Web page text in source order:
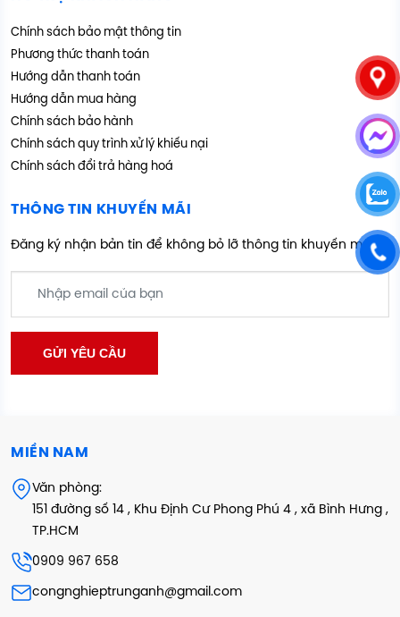
Chính sách bảo mật thông tin
Phương thức thanh toán
Hướng dẫn thanh toán
Hướng dẫn mua hàng
Chính sách bảo hành
Chính sách quy trình xử lý khiếu nại
Chính sách đổi trả hàng hoá
THÔNG TIN KHUYẾN MÃI
Đăng ký nhận bản tin để không bỏ lỡ thông tin khuyến mãi
MIỀN NAM
Văn phòng:
151 đường số 14 , Khu Định Cư Phong Phú 4 , xã Bình Hưng ,
TP.HCM
0909 967 658
congnghieptrunganh@gmail.com